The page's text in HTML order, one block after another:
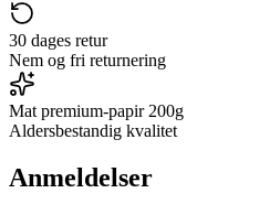
30 dages retur
Nem og fri returnering
Mat premium-papir 200g
Aldersbestandig kvalitet
Anmeldelser